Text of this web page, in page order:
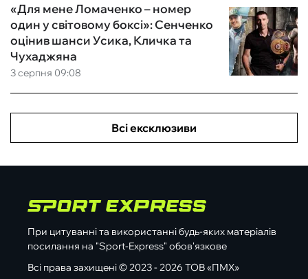
3 серпня 09:08
«Для мене Ломаченко – номер
один у світовому боксі»: Сенченко
оцінив шанси Усика, Кличка та
Чухаджяна
Всі ексклюзиви
При цитуванні та використанні будь-яких матеріалів
посилання на "Sport-Express" обов'язкове
Всі права захищені © 2023 - 2026 ТОВ «ПМХ»